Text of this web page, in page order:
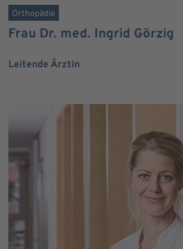
Orthopädie
Frau Dr. med. Ingrid Görzig
Leitende Ärztin